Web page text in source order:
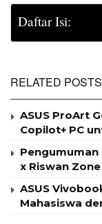
Daftar Isi:
RELATED POSTS
ASUS ProArt
Copilot+ PC
Pengumuman
x Riswan Zone
ASUS
Mahasiswa